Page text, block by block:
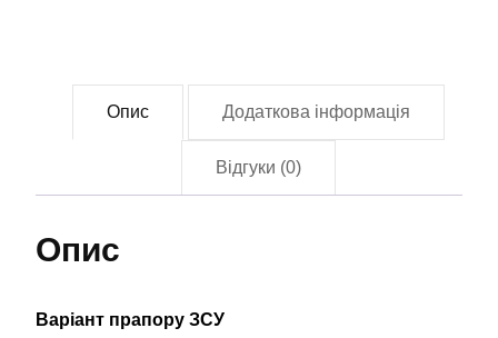
Опис Додаткова інформація
Відгуки (0)
Опис
Варіант прапору ЗСУ